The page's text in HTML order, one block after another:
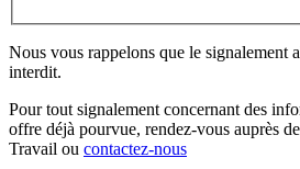
Nous vous rappelons que le signalement
interdit.
Pour tout signalement concernant des
offre déjà pourvue, rendez-vous auprès
Travail ou contactez-nous